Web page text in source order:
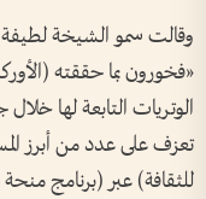
وقالت سمو الشيخة
«فخورون بما حققته
الوتريات التابعة لها
تعزف على عدد من أبرز
للثقافة) عبر (برنامج